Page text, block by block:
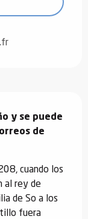
y se puede
de
cuando los
al rey de
de So a los
fuera